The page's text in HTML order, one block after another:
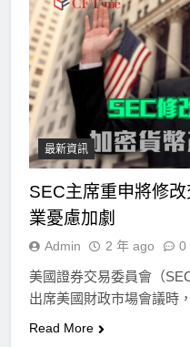
最新資訊
SEC主席重申將修
業憂慮加劇
Admin 2 年 ago 0
美國證券交易委員會（
出席美國財政市場會議時
Read More